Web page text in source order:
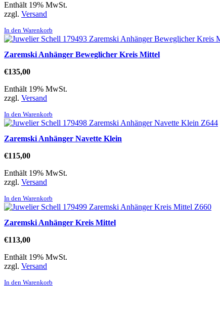
Enthält 19% MwSt.
zzgl. Versand
In den Warenkorb
Zaremski Anhänger Beweglicher Kreis Mittel
€135,00
Enthält 19% MwSt.
zzgl. Versand
In den Warenkorb
Zaremski Anhänger Navette Klein
€115,00
Enthält 19% MwSt.
zzgl. Versand
In den Warenkorb
Zaremski Anhänger Kreis Mittel
€113,00
Enthält 19% MwSt.
zzgl. Versand
In den Warenkorb